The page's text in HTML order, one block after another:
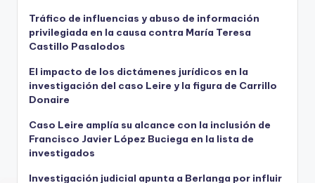
Tráfico de influencias y abuso de información
privilegiada en la causa contra María Teresa
Castillo Pasalodos
El impacto de los dictámenes jurídicos en la
investigación del caso Leire y la figura de Carrillo
Donaire
Caso Leire amplía su alcance con la inclusión de
Francisco Javier López Buciega en la lista de
investigados
Investigación judicial apunta a Berlanga por influir